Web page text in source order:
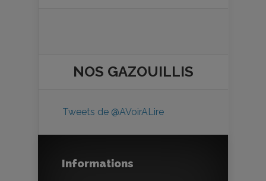
NOS GAZOUILLIS
Tweets de @AVoirALire
Informations